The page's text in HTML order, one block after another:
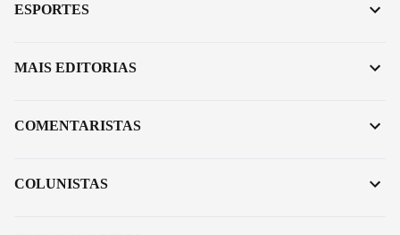
ESPORTES
MAIS EDITORIAS
COMENTARISTAS
COLUNISTAS